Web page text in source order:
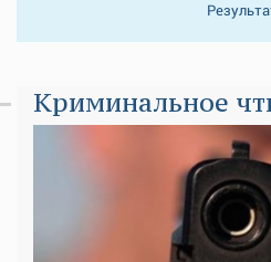
Криминальное